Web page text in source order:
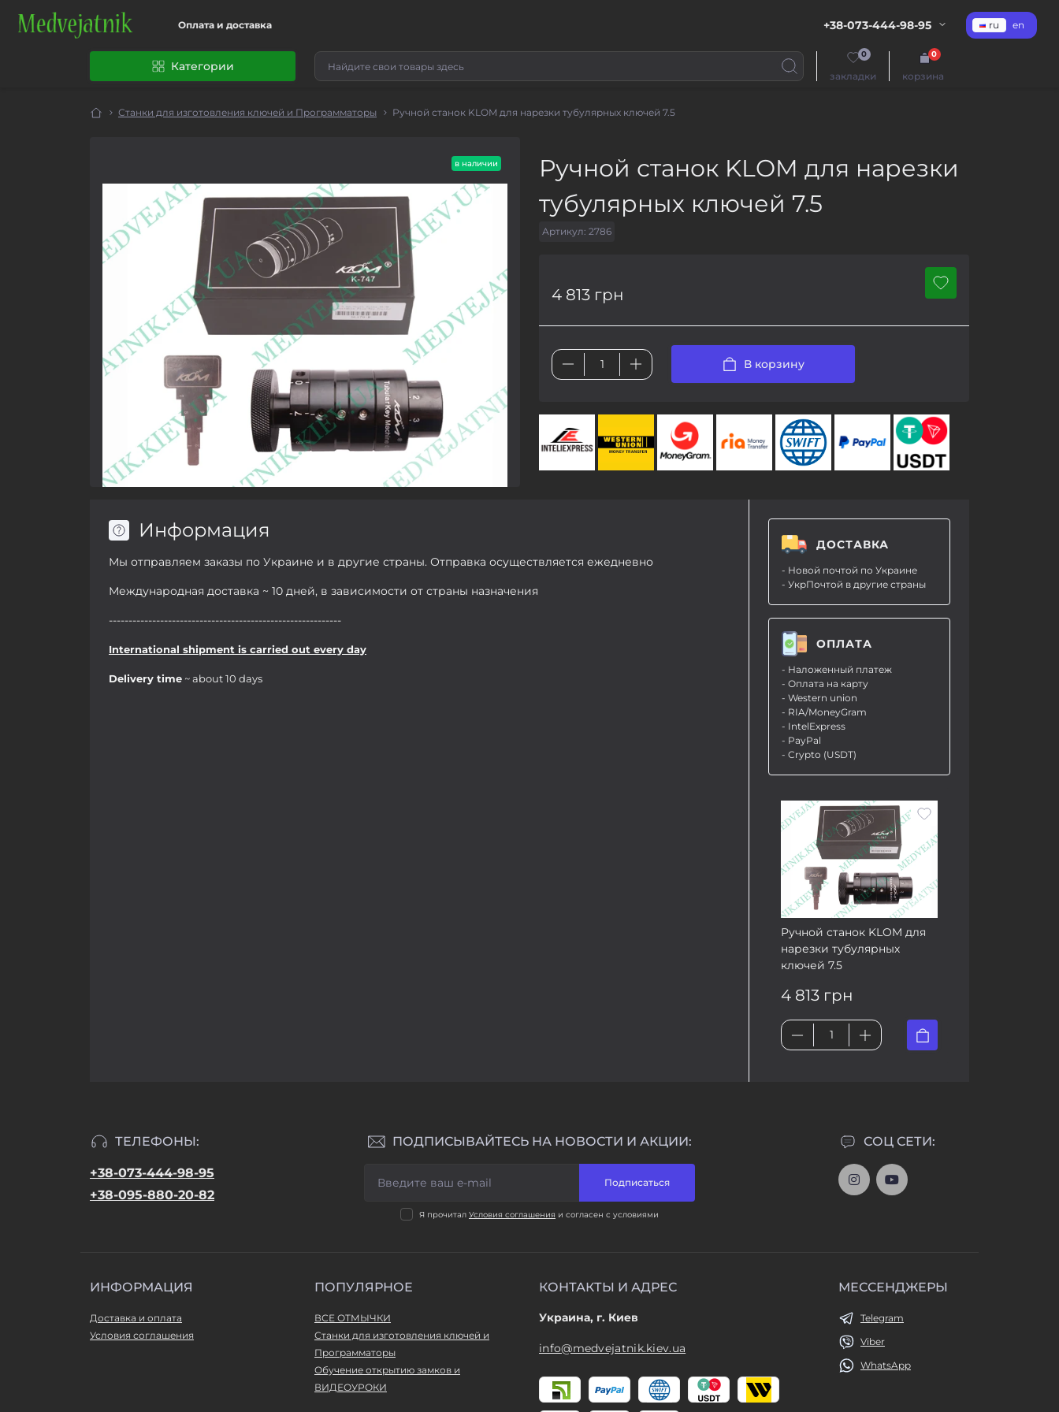
Оплата и доставка +38-073-444-98-95 ru en
Категории
закладки
0
корзина
0
Станки для изготовления ключей и Программаторы Ручной станок KLOM для нарезки тубулярных ключей 7.5
в наличии
Ручной станок KLOM для нарезки
тубулярных ключей 7.5
Артикул: 2786
4 813 грн
В корзину
Информация
Мы отправляем заказы по Украине и в другие страны. Отправка осуществляется ежедневно
Международная доставка ~ 10 дней, в зависимости от страны назначения
-----------------------------------------------------------
International shipment is carried out every day
Delivery time ~ about 10 days
ДОСТАВКА
- Новой почтой по Украине
- УкрПочтой в другие страны
ОПЛАТА
- Наложенный платеж
- Оплата на карту
- Western union
- RIA/MoneyGram
- IntelExpress
- PayPal
- Crypto (USDT)
Ручной станок KLOM для
нарезки тубулярных
ключей 7.5
4 813 грн
ТЕЛЕФОНЫ:
+38-073-444-98-95
+38-095-880-20-82
СОЦ СЕТИ:
ПОДПИСЫВАЙТЕСЬ НА НОВОСТИ И АКЦИИ:
Подписаться
Я прочитал Условия соглашения и согласен с условиями
ИНФОРМАЦИЯ
Доставка и оплата
Условия соглашения
ПОПУЛЯРНОЕ
ВСЕ ОТМЫЧКИ
Станки для изготовления ключей и
Программаторы
Обучение открытию замков и
ВИДЕОУРОКИ
КОНТАКТЫ И АДРЕС
Украина, г. Киев
info@medvejatnik.kiev.ua
МЕССЕНДЖЕРЫ
Telegram
Viber
WhatsApp